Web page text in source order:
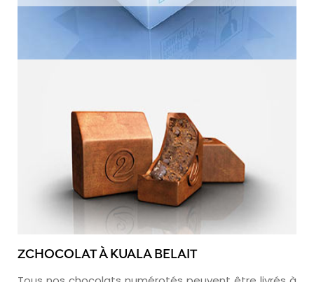
ZCHOCOLAT À KUALA BELAIT